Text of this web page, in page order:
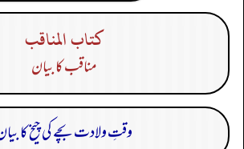
كتاب المناقب
مناقب کا بیان
وقتِ ولادت بچے کی چیخ کا